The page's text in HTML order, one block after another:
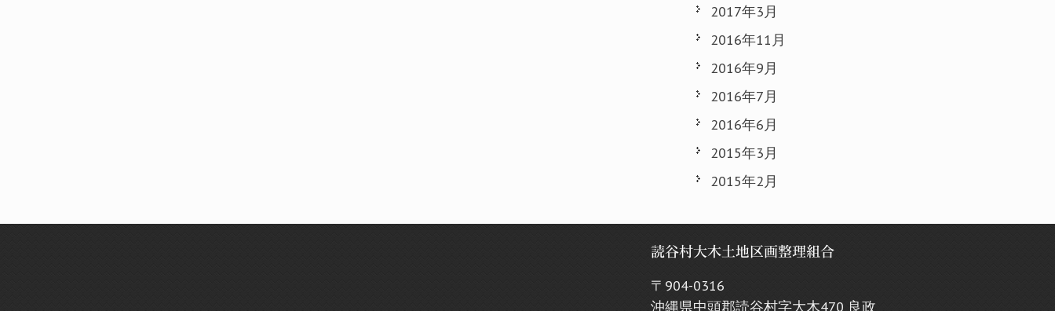
2017年3月
2016年11月
2016年9月
2016年7月
2016年6月
2015年3月
2015年2月
読谷村大木土地区画整理組合
〒904-0316
沖縄県中頭郡読谷村字大木470 良政